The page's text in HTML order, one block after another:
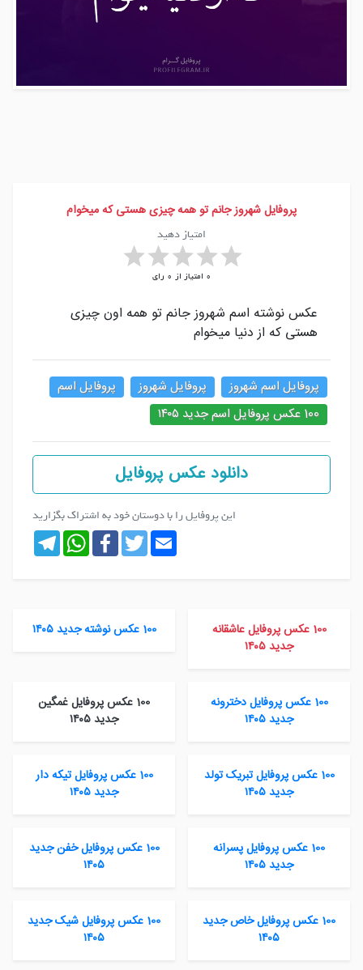
پروفایل شهروز جانم تو همه چیزی هستی که میخوام
امتیاز دهید
0 امتیاز از 0 رای
عکس نوشته اسم شهروز جانم تو همه اون چیزی
هستی که از دنیا میخوام
پروفایل اسم شهروز پروفایل شهروز
پروفایل اسم
100 عکس پروفایل اسم جدید ۱۴۰۵
دانلود عکس پروفایل
این پروفایل را با دوستان خود به اشتراک بگزارید
Telegram
WhatsAppFacebookTwitterEmail
100 عکس پروفایل عاشقانه
جدید ۱۴۰۵
100 عکس نوشته جدید ۱۴۰۵
100 عکس پروفایل دخترونه
جدید ۱۴۰۵
100 عکس پروفایل غمگین
جدید ۱۴۰۵
100 عکس پروفایل تبریک تولد
جدید ۱۴۰۵
100 عکس پروفایل تیکه دار
جدید ۱۴۰۵
100 عکس پروفایل پسرانه
جدید ۱۴۰۵
100 عکس پروفایل خفن جدید
۱۴۰۵
100 عکس پروفایل خاص جدید
۱۴۰۵
100 عکس پروفایل شیک جدید
۱۴۰۵